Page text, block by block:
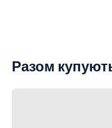
Разом